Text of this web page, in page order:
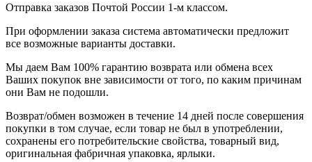
Отправка заказов Почтой России 1-м классом.
При оформлении заказа система автоматически предложит
все возможные варианты доставки.
Мы даем Вам 100% гарантию возврата или обмена всех
Ваших покупок вне зависимости от того, по каким причинам
они Вам не подошли.
Возврат/обмен возможен в течение 14 дней после совершения
покупки в том случае, если товар не был в употреблении,
сохранены его потребительские свойства, товарный вид,
оригинальная фабричная упаковка, ярлыки.